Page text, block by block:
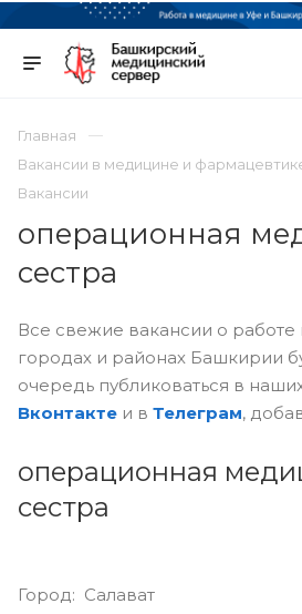
Главная
Вакансии в медицине и
Вакансии
операционная
сестра
Все свежие вакансии о
городах и районах Башкирии
очередь публиковаться в
Вконтакте и в Телеграм,
операционная
сестра
Город: Салават